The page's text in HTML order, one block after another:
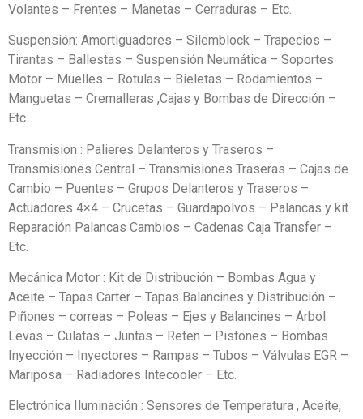
Volantes – Frentes – Manetas – Cerraduras – Etc.
Suspensión: Amortiguadores – Silemblock – Trapecios –
Tirantas – Ballestas – Suspensión Neumática – Soportes
Motor – Muelles – Rotulas – Bieletas – Rodamientos –
Manguetas – Cremalleras ,Cajas y Bombas de Dirección –
Etc.
Transmision : Palieres Delanteros y Traseros –
Transmisiones Central – Transmisiones Traseras – Cajas de
Cambio – Puentes – Grupos Delanteros y Traseros –
Actuadores 4×4 – Crucetas – Guardapolvos – Palancas y kit
Reparación Palancas Cambios – Cadenas Caja Transfer –
Etc.
Mecánica Motor : Kit de Distribución – Bombas Agua y
Aceite – Tapas Carter – Tapas Balancines y Distribución –
Piñones – correas – Poleas – Ejes y Balancines – Árbol
Levas – Culatas – Juntas – Reten – Pistones – Bombas
Inyección – Inyectores – Rampas – Tubos – Válvulas EGR –
Mariposa – Radiadores Intecooler – Etc.
Electrónica Iluminación : Sensores de Temperatura , Aceite,